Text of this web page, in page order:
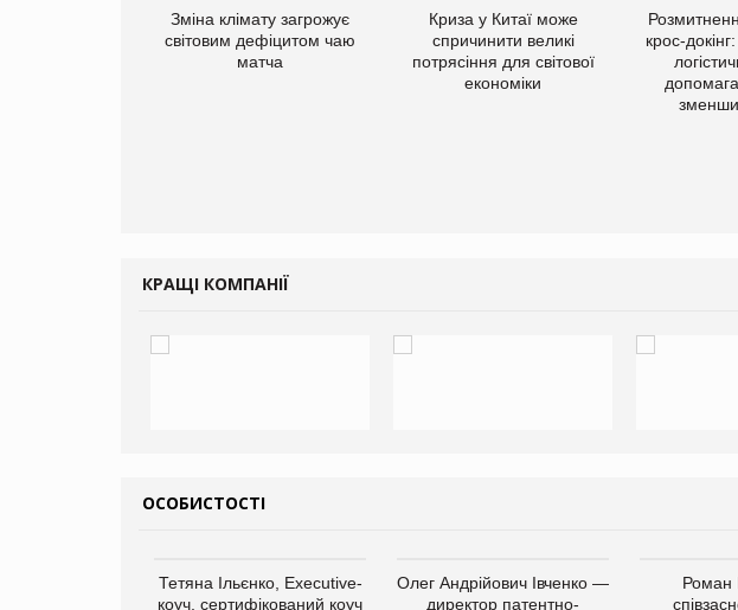
Зміна клімату загрожує
світовим дефіцитом чаю
матча
Криза у Китаї може
спричинити великі
потрясіння для світової
економіки
крос-
КРАЩІ КОМПАНІЇ
ОСОБИСТОСТІ
Тетяна Ільєнко, Executive-
коуч, сертифікований коуч
Олег Андрійович Івченко —
директор патентно-
Роман